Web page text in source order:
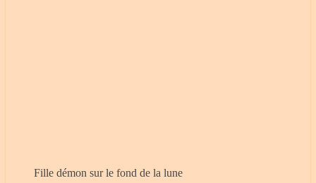
Fille démon sur le fond de la lune